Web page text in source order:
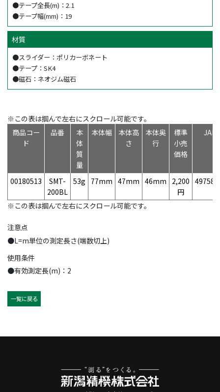
●テープ全長(m)：2.1
●テープ幅(mm)：19
材質
●スライダー：ポリカーボネート
●テープ：SK4
●磁石：ネオジム磁石
※この表は掴んで左右にスクロール可能です。
商品コー
ド
品番
本
体
質
量
本体幅
本体高
さ
本体奥
行
標準
小売
価格
JAN
00180513
SMT-
200BL
53g 77mm 47mm 46mm
2,200
円
※この表は掴んで左右にスクロール可能です。
注意点
●L=m単位の測定長さ(端数切上)
使用条件
●有効測定長(m)：2
一覧に戻る